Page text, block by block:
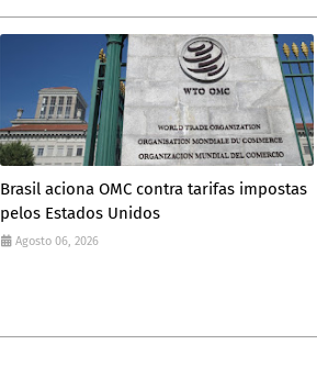
Brasil aciona OMC contra tarifas impostas
pelos Estados Unidos
Agosto 06, 2026